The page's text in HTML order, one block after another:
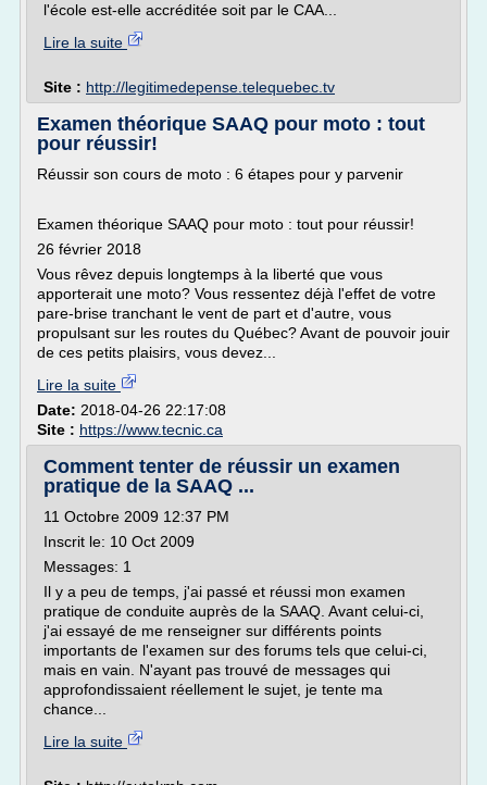
l'école est-elle accréditée soit par le CAA...
Lire la suite
Site : http://legitimedepense.telequebec.tv
Examen théorique SAAQ pour moto : tout
pour réussir!
Réussir son cours de moto : 6 étapes pour y parvenir
Examen théorique SAAQ pour moto : tout pour réussir!
26 février 2018
Vous rêvez depuis longtemps à la liberté que vous
apporterait une moto? Vous ressentez déjà l'effet de votre
pare-brise tranchant le vent de part et d'autre, vous
propulsant sur les routes du Québec? Avant de pouvoir jouir
de ces petits plaisirs, vous devez...
Lire la suite
Date: 2018-04-26 22:17:08
Site : https://www.tecnic.ca
Comment tenter de réussir un examen
pratique de la SAAQ ...
11 Octobre 2009 12:37 PM
Inscrit le: 10 Oct 2009
Messages: 1
Il y a peu de temps, j'ai passé et réussi mon examen
pratique de conduite auprès de la SAAQ. Avant celui-ci,
j'ai essayé de me renseigner sur différents points
importants de l'examen sur des forums tels que celui-ci,
mais en vain. N'ayant pas trouvé de messages qui
approfondissaient réellement le sujet, je tente ma
chance...
Lire la suite